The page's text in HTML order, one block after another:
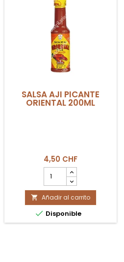
SALSA AJI PICANTE
ORIENTAL 200ML
4,50 CHF
cantidad
del
producto
SALSA
AJI
PICANTE
ORIENTAL
 Añadir al carrito
 Disponible